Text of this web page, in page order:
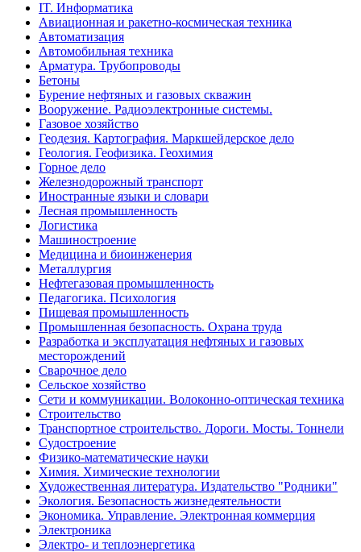
IT. Информатика
Авиационная и ракетно-космическая техника
Автоматизация
Автомобильная техника
Арматура. Трубопроводы
Бетоны
Бурение нефтяных и газовых скважин
Вооружение. Радиоэлектронные системы.
Газовое хозяйство
Геодезия. Картография. Маркшейдерское дело
Геология. Геофизика. Геохимия
Горное дело
Железнодорожный транспорт
Иностранные языки и словари
Лесная промышленность
Логистика
Машиностроение
Медицина и биоинженерия
Металлургия
Нефтегазовая промышленность
Педагогика. Психология
Пищевая промышленность
Промышленная безопасность. Охрана труда
Разработка и эксплуатация нефтяных и газовых
месторождений
Сварочное дело
Сельское хозяйство
Сети и коммуникации. Волоконно-оптическая техника
Строительство
Транспортное строительство. Дороги. Мосты. Тоннели
Судостроение
Физико-математические науки
Химия. Химические технологии
Художественная литература. Издательство "Родники"
Экология. Безопасность жизнедеятельности
Экономика. Управление. Электронная коммерция
Электроника
Электро- и теплоэнергетика